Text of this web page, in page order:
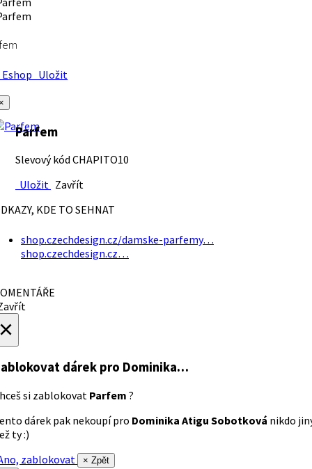
Uložit
Parfem
Slevový kód CHAPITO10
Uložit Zavřít
KDE TO SEHNAT
shop.czechdesign.cz/damske-parfemy…
shop.czechdesign.cz…
dárek pro Dominika…
si zablokovat Parfem ?
dárek pak nekoupí pro Dominika Atigu Sobotková nikdo
ty :)
zablokovat
× Zpět